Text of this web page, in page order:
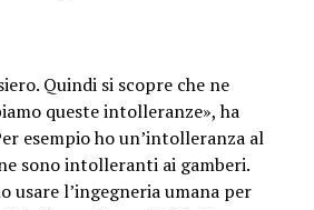
Quindi si scopre che ne
queste intolleranze», ha
esempio ho un’intolleranza al
sono intolleranti ai gamberi.
usare l’ingegneria umana per